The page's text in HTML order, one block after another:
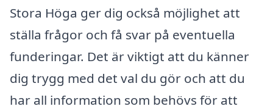
Stora Höga ger dig också möjlighet att
ställa frågor och få svar på eventuella
funderingar. Det är viktigt att du känner
dig trygg med det val du gör och att du
har all information som behövs för att